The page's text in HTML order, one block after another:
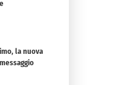
la nuova